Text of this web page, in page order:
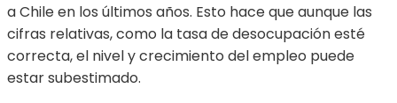
a Chile en los últimos años. Esto hace que aunque las
cifras relativas, como la tasa de desocupación esté
correcta, el nivel y crecimiento del empleo puede
estar subestimado.